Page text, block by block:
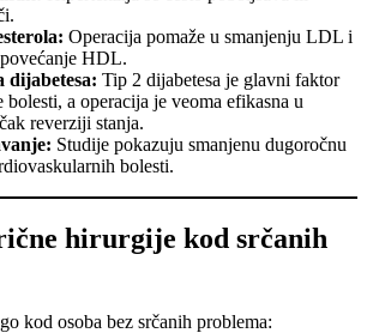
Operacija pomaže u smanjenju LDL i
HDL.
dijabetesa: Tip 2 dijabetesa je glavni faktor
bolesti, a operacija je veoma efikasna u
reverziji stanja.
Studije pokazuju smanjenu dugoročnu
bolesti.
hirurgije kod srčanih
kod osoba bez srčanih problema: